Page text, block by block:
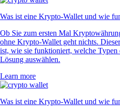
Was ist eine Krypto-Wallet und wie
Ob Sie zum ersten Mal
ohne Krypto-Wallet geht nichts.
ist, wie sie funktioniert, welche Typen
Lösung auswählen.
Learn more
Was ist eine Krypto-Wallet und wie